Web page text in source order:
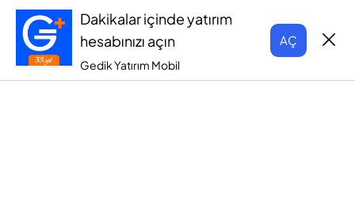
Dakikalar içinde yatırım
hesabınızı açın
Gedik Yatırım Mobil
AÇ